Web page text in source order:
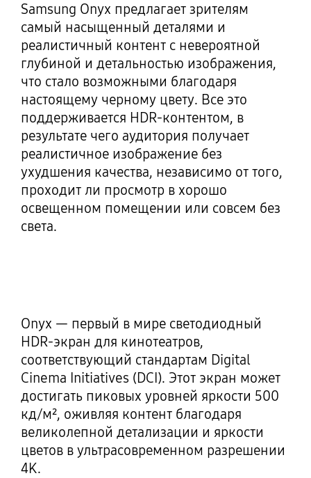
Samsung Onyx предлагает зрителям
самый насыщенный деталями и
реалистичный контент с невероятной
глубиной и детальностью изображения,
что стало возможными благодаря
настоящему черному цвету. Все это
поддерживается HDR-контентом, в
результате чего аудитория получает
реалистичное изображение без
ухудшения качества, независимо от того,
проходит ли просмотр в хорошо
освещенном помещении или совсем без
света.
Onyx — первый в мире светодиодный
HDR-экран для кинотеатров,
соответствующий стандартам Digital
Cinema Initiatives (DCI). Этот экран может
достигать пиковых уровней яркости 500
кд/м², оживляя контент благодаря
великолепной детализации и яркости
цветов в ультрасовременном разрешении
4K.